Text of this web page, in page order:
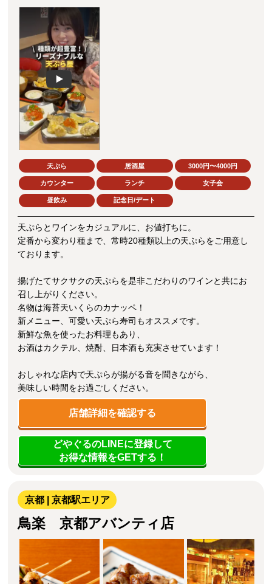
Play
天ぷら 居酒屋 3000円〜4000円
カウンター ランチ 女子会
昼飲み 記念日/デート
天ぷらとワインをカジュアルに、お値打ちに。
定番から変わり種まで、常時20種類以上の天ぷらをご用意し
ております。
揚げたてサクサクの天ぷらを是非こだわりのワインと共にお
召し上がりください。
名物は海苔天いくらのカナッペ！
新メニュー、可愛い天ぷら寿司もオススメです。
新鮮な魚を使ったお料理もあり、
お酒はカクテル、焼酎、日本酒も充実させています！
おしゃれな店内で天ぷらが揚がる音を聞きながら、
美味しい時間をお過ごしください。
店舗詳細を確認する
どやぐるのLINEに登録して
お得な情報をGETする！
京都 | 京都駅エリア
鳥楽 京都アバンティ店